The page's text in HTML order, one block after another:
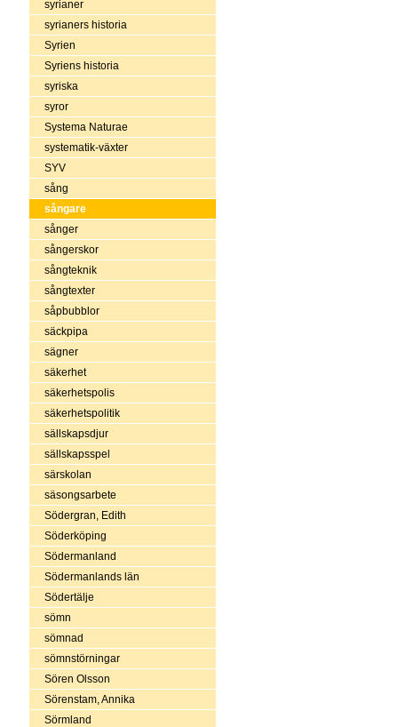
syrianer
syrianers historia
Syrien
Syriens historia
syriska
syror
Systema Naturae
systematik-växter
SYV
sång
sångare
sånger
sångerskor
sångteknik
sångtexter
såpbubblor
säckpipa
sägner
säkerhet
säkerhetspolis
säkerhetspolitik
sällskapsdjur
sällskapsspel
särskolan
säsongsarbete
Södergran, Edith
Söderköping
Södermanland
Södermanlands län
Södertälje
sömn
sömnad
sömnstörningar
Sören Olsson
Sörenstam, Annika
Sörmland